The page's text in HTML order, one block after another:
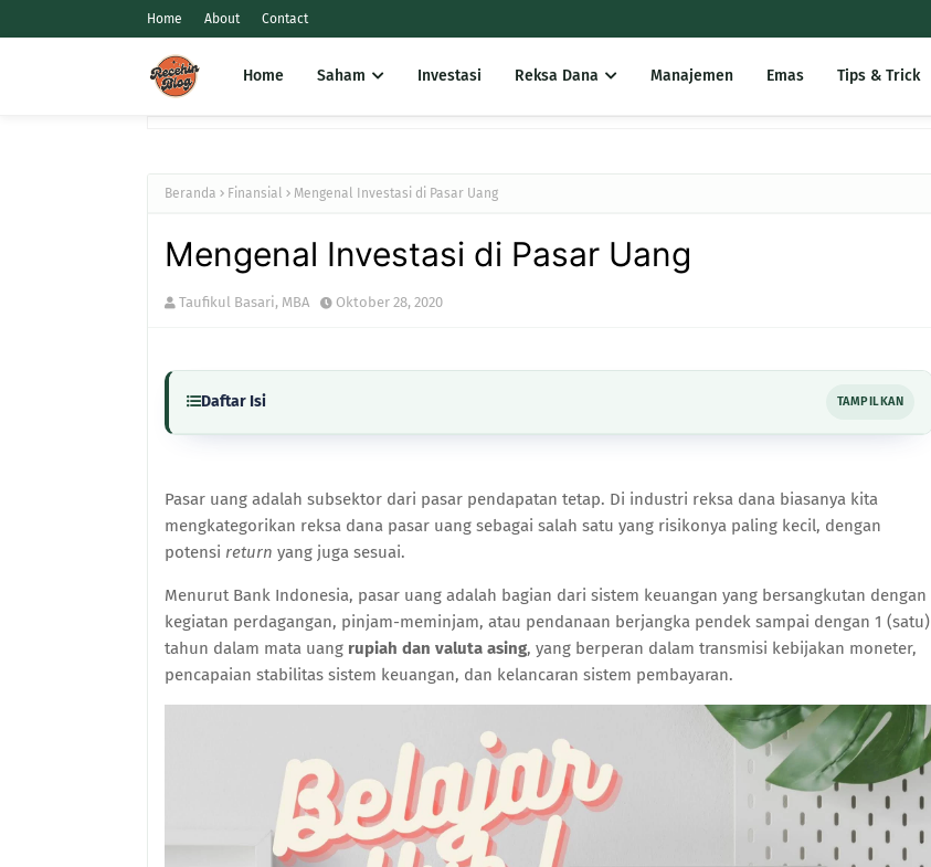
Home About Contact
Home Saham Investasi Reksa Dana Manajemen Emas Tips & Trick
Beranda Finansial Mengenal Investasi di Pasar Uang
Mengenal Investasi di Pasar Uang
Taufikul Basari, MBA Oktober 28, 2020
Daftar Isi TAMPILKAN
Pasar uang adalah subsektor dari pasar pendapatan tetap. Di industri reksa dana biasanya kita
mengkategorikan reksa dana pasar uang sebagai salah satu yang risikonya paling kecil, dengan
potensi return yang juga sesuai.
Menurut Bank Indonesia, pasar uang adalah bagian dari sistem keuangan yang bersangkutan dengan
kegiatan perdagangan, pinjam-meminjam, atau pendanaan berjangka pendek sampai dengan 1 (satu)
tahun dalam mata uang rupiah dan valuta asing, yang berperan dalam transmisi kebijakan moneter,
pencapaian stabilitas sistem keuangan, dan kelancaran sistem pembayaran.